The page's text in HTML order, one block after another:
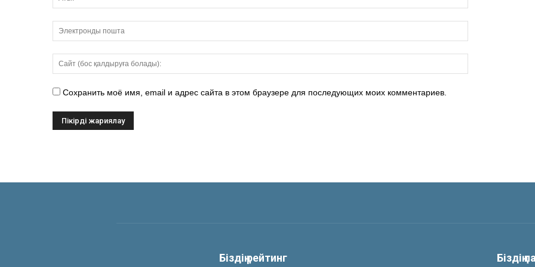
Сохранить моё имя, email и адрес сайта в этом браузере для последующих моих комментариев.
Біздің рейтинг Біздің